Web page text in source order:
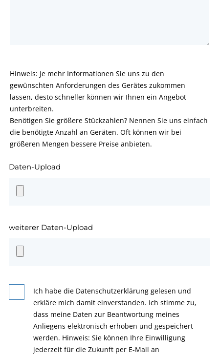
Hinweis: Je mehr Informationen Sie uns zu den
gewünschten Anforderungen des Gerätes zukommen
lassen, desto schneller können wir Ihnen ein Angebot
unterbreiten.
Benötigen Sie größere Stückzahlen? Nennen Sie uns einfach
die benötigte Anzahl an Geräten. Oft können wir bei
größeren Mengen bessere Preise anbieten.
Daten-Upload
weiterer Daten-Upload
Ich habe die Datenschutzerklärung gelesen und
erkläre mich damit einverstanden. Ich stimme zu,
dass meine Daten zur Beantwortung meines
Anliegens elektronisch erhoben und gespeichert
werden. Hinweis: Sie können Ihre Einwilligung
jederzeit für die Zukunft per E-Mail an